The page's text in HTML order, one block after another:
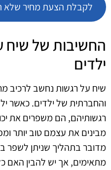
לקבלת הצעת מחיר שלא
החשיבות של שיח
ילדים
שיח על רגשות נחשב לרכיב
והחברתית של ילדים. כאשר
רגשותיהם, הם משפרים את
מבינים את עצמם טוב יותר
מדובר בתהליך שניתן לשפר
מתאימים, אך יש להבין האם